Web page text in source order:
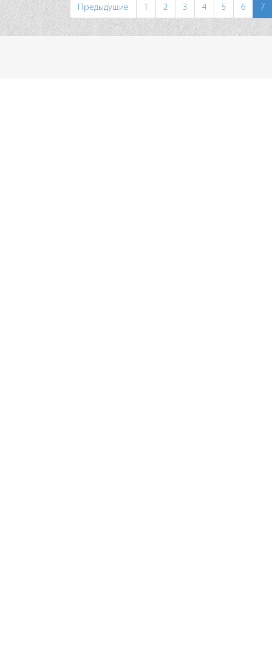
Предыдущие 1 2 3 4 5 6 7